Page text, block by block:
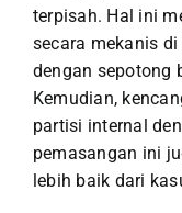
terpisah. Hal ini
secara mekanis
dengan sepotong
Kemudian,
partisi internal
pemasangan ini
lebih baik dari